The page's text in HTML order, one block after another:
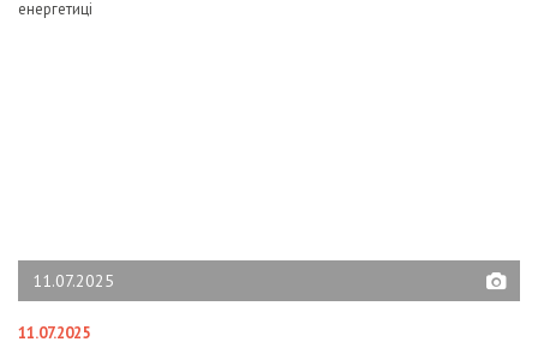
13.06.2025
13.06.2025